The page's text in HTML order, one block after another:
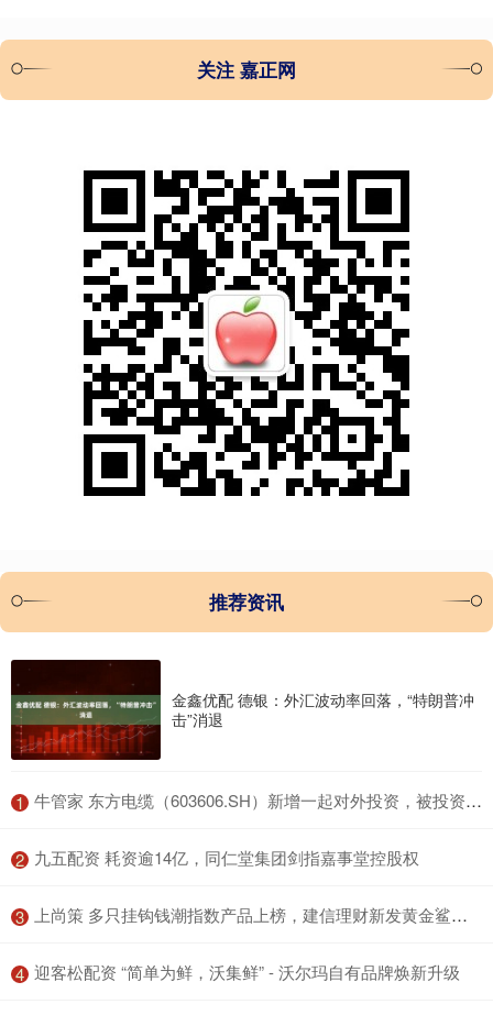
关注 嘉正网
推荐资讯
金鑫优配 德银：外汇波动率回落，“特朗普冲
击”消退
1 ​牛管家 东方电缆（603606.SH）新增一起对外投资，被投资公司为烟台万华电气新材料有限公司
2 ​九五配资 耗资逾14亿，同仁堂集团剑指嘉事堂控股权
3 ​上尚策 多只挂钩钱潮指数产品上榜，建信理财新发黄金鲨鱼鳍结构性产品
4 ​迎客松配资 “简单为鲜，沃集鲜” - 沃尔玛自有品牌焕新升级